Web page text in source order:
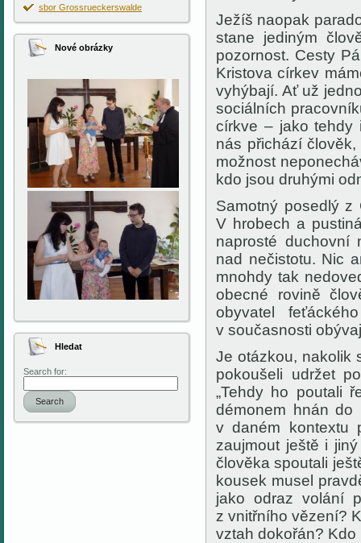
sbor Grossrueckerswalde
Nové obrázky
Hledat
Search for:
Search
Ježíš naopak
stane jediným
pozornost. Cesty
Kristova církev
vyhýbají. Ať už
sociálních
církve – jako tehdy
nás přichází
možnost
kdo jsou druhými
Samotný posedlý z
V hrobech a
naprosté duchovní
nad nečistotu. Nic
mnohdy tak
obecné rovině
obyvatel
v současnosti
Je otázkou, nakolik
pokoušeli udržet
„Tehdy ho poutali
démonem hnán do
v daném kontextu
zaujmout ještě i
člověka spoutali
kousek musel
jako odraz volání
z vnitřního vězení?
vztah dokořán?